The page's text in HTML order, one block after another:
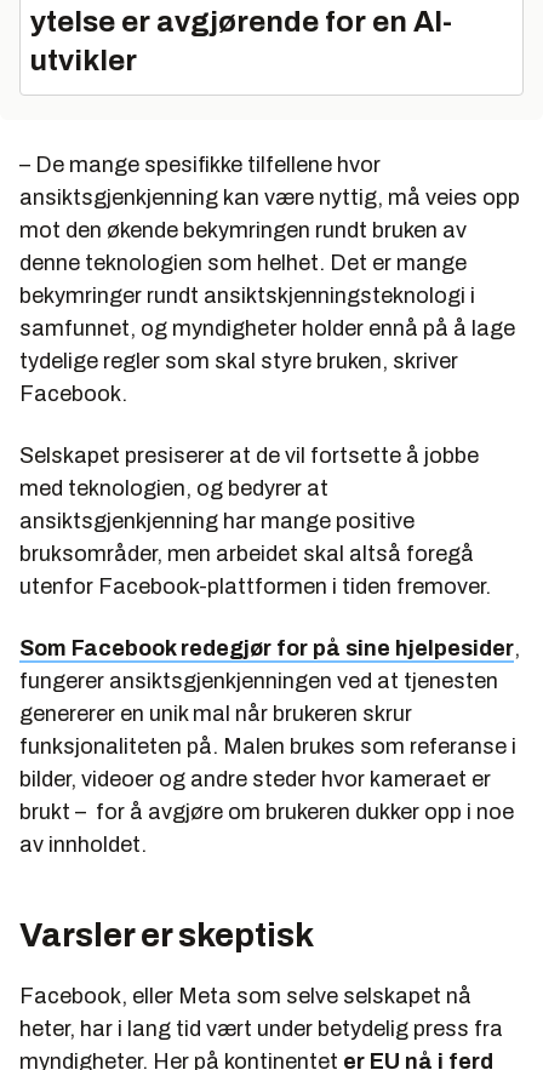
ytelse er avgjørende for en AI-
utvikler
– De mange spesifikke tilfellene hvor
ansiktsgjenkjenning kan være nyttig, må veies opp
mot den økende bekymringen rundt bruken av
denne teknologien som helhet. Det er mange
bekymringer rundt ansiktskjenningsteknologi i
samfunnet, og myndigheter holder ennå på å lage
tydelige regler som skal styre bruken, skriver
Facebook.
Selskapet presiserer at de vil fortsette å jobbe
med teknologien, og bedyrer at
ansiktsgjenkjenning har mange positive
bruksområder, men arbeidet skal altså foregå
utenfor Facebook-plattformen i tiden fremover.
Som Facebook redegjør for på sine hjelpesider,
fungerer ansiktsgjenkjenningen ved at tjenesten
genererer en unik mal når brukeren skrur
funksjonaliteten på. Malen brukes som referanse i
bilder, videoer og andre steder hvor kameraet er
brukt – for å avgjøre om brukeren dukker opp i noe
av innholdet.
Varsler er skeptisk
Facebook, eller Meta som selve selskapet nå
heter, har i lang tid vært under betydelig press fra
myndigheter. Her på kontinentet er EU nå i ferd